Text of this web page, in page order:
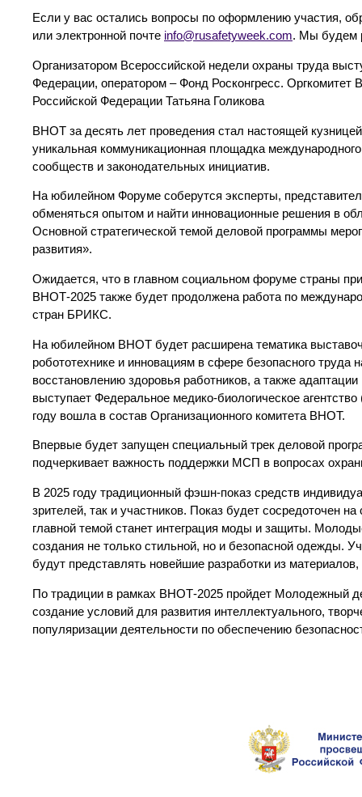
Если у вас остались вопросы по оформлению участия,
или электронной почте info@rusafetyweek.com. Мы будем
Организатором Всероссийской недели охраны труда
Федерации, оператором – Фонд Росконгресс.
Российской Федерации Татьяна Голикова
ВНОТ за десять лет проведения стал настоящей
уникальная коммуникационная площадка
сообществ и законодательных инициатив.
На юбилейном Форуме соберутся эксперты,
обменяться опытом и найти инновационные решения в
Основной стратегической темой деловой программы
развития».
Ожидается, что в главном социальном форуме страны
ВНОТ-2025 также будет продолжена работа по
стран БРИКС.
На юбилейном ВНОТ будет расширена тематика
робототехнике и инновациям в сфере безопасного
восстановлению здоровья работников, а также
выступает Федеральное медико-биологическое
году вошла в состав Организационного комитета ВНОТ.
Впервые будет запущен специальный трек деловой
подчеркивает важность поддержки МСП в вопросах
В 2025 году традиционный фэшн-показ средств
зрителей, так и участников. Показ будет сосредоточен
главной темой станет интеграция моды и защиты.
создания не только стильной, но и безопасной одежды.
будут представлять новейшие разработки из
По традиции в рамках ВНОТ-2025 пройдет Молодежный
создание условий для развития интеллектуального,
популяризации деятельности по обеспечению